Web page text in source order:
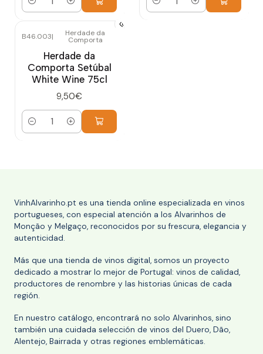
Cantidad Cantidad
B46.003| Herdade da
Comporta
Herdade da
Comporta Setúbal
White Wine 75cl
9,50€
Cantidad
VinhAlvarinho.pt es una tienda online especializada en vinos
portugueses, con especial atención a los Alvarinhos de
Monção y Melgaço, reconocidos por su frescura, elegancia y
autenticidad.
Más que una tienda de vinos digital, somos un proyecto
dedicado a mostrar lo mejor de Portugal: vinos de calidad,
productores de renombre y las historias únicas de cada
región.
En nuestro catálogo, encontrará no solo Alvarinhos, sino
también una cuidada selección de vinos del Duero, Dão,
Alentejo, Bairrada y otras regiones emblemáticas.